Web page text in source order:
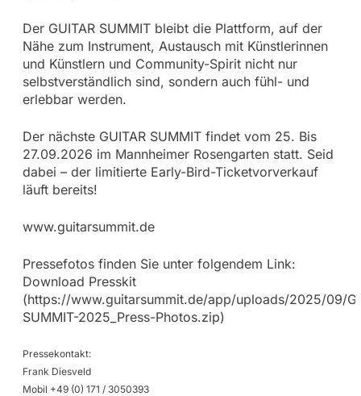
Der GUITAR SUMMIT bleibt die Plattform, auf der
Nähe zum Instrument, Austausch mit Künstlerinnen
und Künstlern und Community-Spirit nicht nur
selbstverständlich sind, sondern auch fühl- und
erlebbar werden.
Der nächste GUITAR SUMMIT findet vom 25. Bis
27.09.2026 im Mannheimer Rosengarten statt. Seid
dabei – der limitierte Early-Bird-Ticketvorverkauf
läuft bereits!
www.guitarsummit.de
Pressefotos finden Sie unter folgendem Link:
Download Presskit
(https://www.guitarsummit.de/app/uploads/2025/09/
SUMMIT-2025_Press-Photos.zip)
Pressekontakt:
Frank Diesveld
Mobil +49 (0) 171 / 3050393